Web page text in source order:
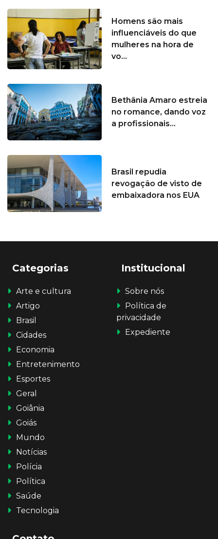
Homens são mais
influenciáveis do que
mulheres na hora de
vo...
Bethânia Amaro estreia
no romance, dando voz
a profissionais...
Brasil repudia
revogação de visto de
embaixadora nos EUA
Categorias
Arte e cultura
Artigo
Brasil
Cidades
Economia
Entretenimento
Esportes
Geral
Goiânia
Goiás
Mundo
Notícias
Polícia
Política
Saúde
Tecnologia
Institucional
Sobre nós
Política de
privacidade
Expediente